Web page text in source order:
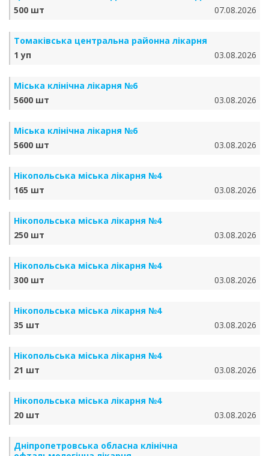
500 шт
07.08.2026
Томаківська центральна районна лікарня
1 уп
03.08.2026
Міська клінічна лікарня №6
5600 шт
03.08.2026
Міська клінічна лікарня №6
5600 шт
03.08.2026
Нікопольська міська лікарня №4
165 шт
03.08.2026
Нікопольська міська лікарня №4
250 шт
03.08.2026
Нікопольська міська лікарня №4
300 шт
03.08.2026
Нікопольська міська лікарня №4
35 шт
03.08.2026
Нікопольська міська лікарня №4
21 шт
03.08.2026
Нікопольська міська лікарня №4
20 шт
03.08.2026
Дніпропетровська обласна клінічна